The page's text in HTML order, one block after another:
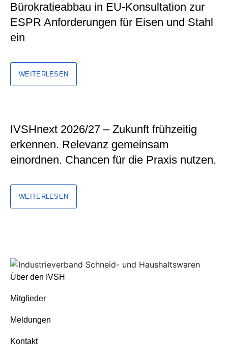
Bürokratieabbau in EU-Konsultation zur
ESPR Anforderungen für Eisen und Stahl
ein
WEITERLESEN
IVSHnext 2026/27 – Zukunft frühzeitig
erkennen. Relevanz gemeinsam
einordnen. Chancen für die Praxis nutzen.
WEITERLESEN
Über den IVSH
Mitglieder
Meldungen
Kontakt